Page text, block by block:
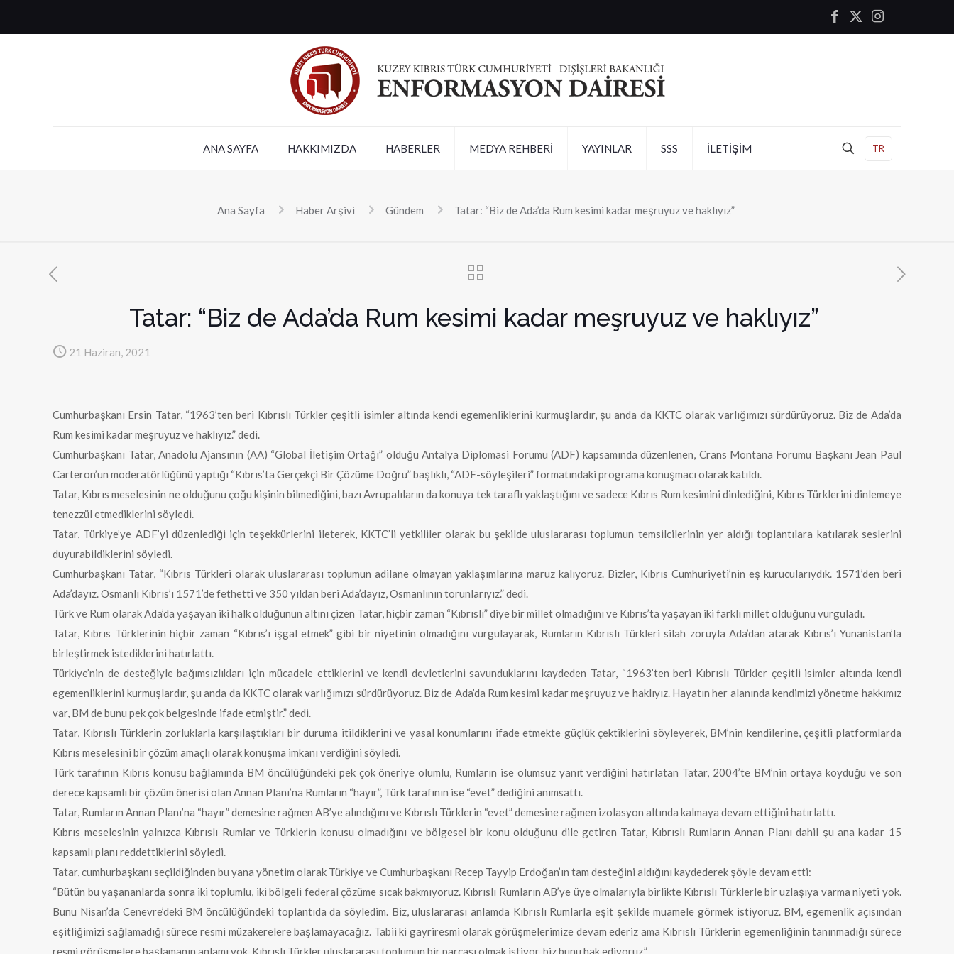
ANA SAYFA HAKKIMIZDA HABERLER MEDYA REHBERİ YAYINLAR SSS İLETİŞİM TR
Ana Sayfa Haber Arşivi Gündem Tatar: “Biz de Ada’da Rum kesimi kadar meşruyuz ve haklıyız”
Tatar: “Biz de Ada’da Rum kesimi kadar meşruyuz ve haklıyız”
21 Haziran, 2021
Cumhurbaşkanı Ersin Tatar, “1963’ten beri Kıbrıslı Türkler çeşitli isimler altında kendi egemenliklerini kurmuşlardır, şu anda da KKTC olarak varlığımızı sürdürüyoruz. Biz de Ada’da
Rum kesimi kadar meşruyuz ve haklıyız.” dedi.
Cumhurbaşkanı Tatar, Anadolu Ajansının (AA) “Global İletişim Ortağı” olduğu Antalya Diplomasi Forumu (ADF) kapsamında düzenlenen, Crans Montana Forumu Başkanı Jean Paul
Carteron’un moderatörlüğünü yaptığı “Kıbrıs’ta Gerçekçi Bir Çözüme Doğru” başlıklı, “ADF-söyleşileri” formatındaki programa konuşmacı olarak katıldı.
Tatar, Kıbrıs meselesinin ne olduğunu çoğu kişinin bilmediğini, bazı Avrupalıların da konuya tek taraflı yaklaştığını ve sadece Kıbrıs Rum kesimini dinlediğini, Kıbrıs Türklerini dinlemeye
tenezzül etmediklerini söyledi.
Tatar, Türkiye’ye ADF’yi düzenlediği için teşekkürlerini ileterek, KKTC’li yetkililer olarak bu şekilde uluslararası toplumun temsilcilerinin yer aldığı toplantılara katılarak seslerini
duyurabildiklerini söyledi.
Cumhurbaşkanı Tatar, “Kıbrıs Türkleri olarak uluslararası toplumun adilane olmayan yaklaşımlarına maruz kalıyoruz. Bizler, Kıbrıs Cumhuriyeti’nin eş kurucularıydık. 1571’den beri
Ada’dayız. Osmanlı Kıbrıs’ı 1571’de fethetti ve 350 yıldan beri Ada’dayız, Osmanlının torunlarıyız.” dedi.
Türk ve Rum olarak Ada’da yaşayan iki halk olduğunun altını çizen Tatar, hiçbir zaman “Kıbrıslı” diye bir millet olmadığını ve Kıbrıs’ta yaşayan iki farklı millet olduğunu vurguladı.
Tatar, Kıbrıs Türklerinin hiçbir zaman “Kıbrıs’ı işgal etmek” gibi bir niyetinin olmadığını vurgulayarak, Rumların Kıbrıslı Türkleri silah zoruyla Ada’dan atarak Kıbrıs’ı Yunanistan’la
birleştirmek istediklerini hatırlattı.
Türkiye’nin de desteğiyle bağımsızlıkları için mücadele ettiklerini ve kendi devletlerini savunduklarını kaydeden Tatar, “1963’ten beri Kıbrıslı Türkler çeşitli isimler altında kendi
egemenliklerini kurmuşlardır, şu anda da KKTC olarak varlığımızı sürdürüyoruz. Biz de Ada’da Rum kesimi kadar meşruyuz ve haklıyız. Hayatın her alanında kendimizi yönetme hakkımız
var, BM de bunu pek çok belgesinde ifade etmiştir.” dedi.
Tatar, Kıbrıslı Türklerin zorluklarla karşılaştıkları bir duruma itildiklerini ve yasal konumlarını ifade etmekte güçlük çektiklerini söyleyerek, BM’nin kendilerine, çeşitli platformlarda
Kıbrıs meselesini bir çözüm amaçlı olarak konuşma imkanı verdiğini söyledi.
Türk tarafının Kıbrıs konusu bağlamında BM öncülüğündeki pek çok öneriye olumlu, Rumların ise olumsuz yanıt verdiğini hatırlatan Tatar, 2004’te BM’nin ortaya koyduğu ve son
derece kapsamlı bir çözüm önerisi olan Annan Planı’na Rumların “hayır”, Türk tarafının ise “evet” dediğini anımsattı.
Tatar, Rumların Annan Planı’na “hayır” demesine rağmen AB’ye alındığını ve Kıbrıslı Türklerin “evet” demesine rağmen izolasyon altında kalmaya devam ettiğini hatırlattı.
Kıbrıs meselesinin yalnızca Kıbrıslı Rumlar ve Türklerin konusu olmadığını ve bölgesel bir konu olduğunu dile getiren Tatar, Kıbrıslı Rumların Annan Planı dahil şu ana kadar 15
kapsamlı planı reddettiklerini söyledi.
Tatar, cumhurbaşkanı seçildiğinden bu yana yönetim olarak Türkiye ve Cumhurbaşkanı Recep Tayyip Erdoğan’ın tam desteğini aldığını kaydederek şöyle devam etti:
“Bütün bu yaşananlarda sonra iki toplumlu, iki bölgeli federal çözüme sıcak bakmıyoruz. Kıbrıslı Rumların AB’ye üye olmalarıyla birlikte Kıbrıslı Türklerle bir uzlaşıya varma niyeti yok.
Bunu Nisan’da Cenevre’deki BM öncülüğündeki toplantıda da söyledim. Biz, uluslararası anlamda Kıbrıslı Rumlarla eşit şekilde muamele görmek istiyoruz. BM, egemenlik açısından
eşitliğimizi sağlamadığı sürece resmi müzakerelere başlamayacağız. Tabii ki gayriresmi olarak görüşmelerimize devam ederiz ama Kıbrıslı Türklerin egemenliğinin tanınmadığı sürece
resmi görüşmelere başlamanın anlamı yok. Kıbrıslı Türkler uluslararası toplumun bir parçası olmak istiyor, biz bunu hak ediyoruz.”